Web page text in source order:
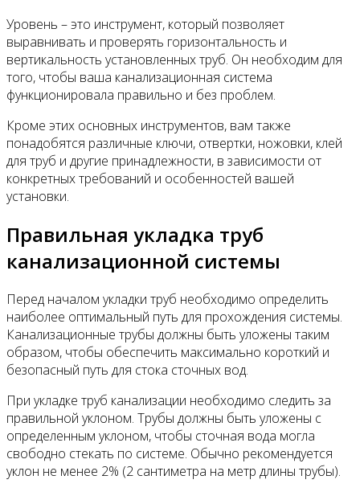
Уровень – это инструмент, который позволяет
выравнивать и проверять горизонтальность и
вертикальность установленных труб. Он необходим для
того, чтобы ваша канализационная система
функционировала правильно и без проблем.
Кроме этих основных инструментов, вам также
понадобятся различные ключи, отвертки, ножовки, клей
для труб и другие принадлежности, в зависимости от
конкретных требований и особенностей вашей
установки.
Правильная укладка труб
канализационной системы
Перед началом укладки труб необходимо определить
наиболее оптимальный путь для прохождения системы.
Канализационные трубы должны быть уложены таким
образом, чтобы обеспечить максимально короткий и
безопасный путь для стока сточных вод.
При укладке труб канализации необходимо следить за
правильной уклоном. Трубы должны быть уложены с
определенным уклоном, чтобы сточная вода могла
свободно стекать по системе. Обычно рекомендуется
уклон не менее 2% (2 сантиметра на метр длины трубы).